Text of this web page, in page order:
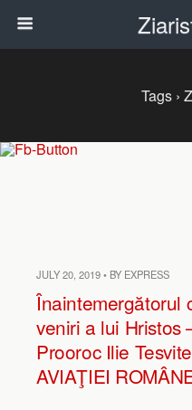
Tags ›
JULY 20, 2019 • BY EXPRESS
Înaintemergătorul
veniri a lui Hristos
Prooroc Ilie
AVIAŢIEI